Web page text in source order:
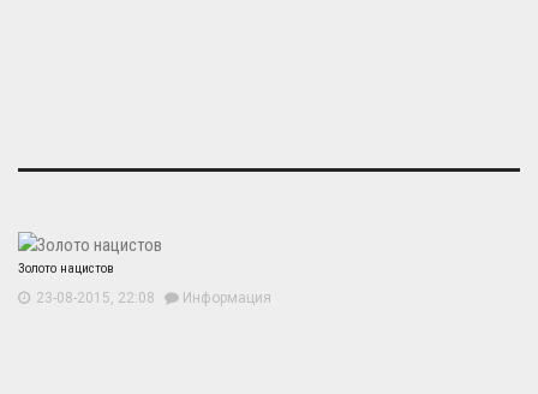
Золото нацистов
23-08-2015, 22:08 Информация